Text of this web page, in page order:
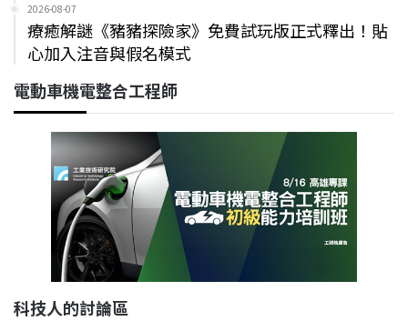
2026-08-07
療癒解謎《豬豬探險家》免費試玩版正式釋出！貼
心加入注音與假名模式
電動車機電整合工程師
科技人的討論區